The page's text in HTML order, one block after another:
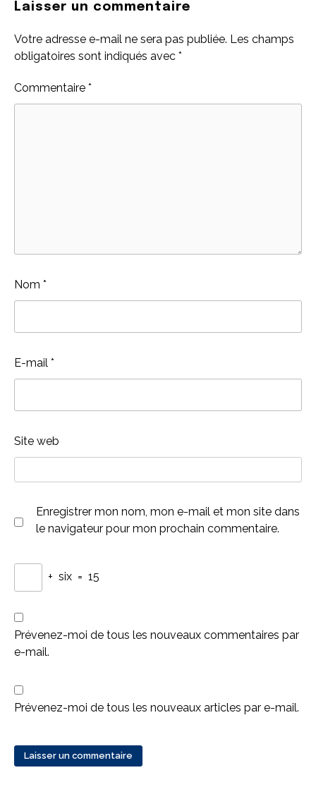
Laisser un commentaire
Votre adresse e-mail ne sera pas publiée. Les champs
obligatoires sont indiqués avec *
Commentaire *
Nom *
E-mail *
Site web
Enregistrer mon nom, mon e-mail et mon site dans
le navigateur pour mon prochain commentaire.
+ six = 15
Prévenez-moi de tous les nouveaux commentaires par
e-mail.
Prévenez-moi de tous les nouveaux articles par e-mail.